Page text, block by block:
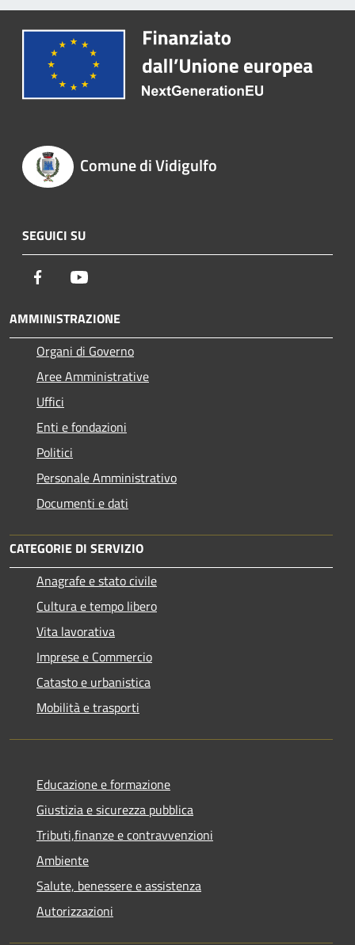
Comune di Vidigulfo
SEGUICI SU
Facebook
AMMINISTRAZIONE
Organi di Governo
Aree Amministrative
Uffici
Enti e fondazioni
Politici
Personale Amministrativo
Documenti e dati
CATEGORIE DI SERVIZIO
Anagrafe e stato civile
Cultura e tempo libero
Vita lavorativa
Imprese e Commercio
Catasto e urbanistica
Mobilità e trasporti
Educazione e formazione
Giustizia e sicurezza pubblica
Tributi,finanze e contravvenzioni
Ambiente
Salute, benessere e assistenza
Autorizzazioni